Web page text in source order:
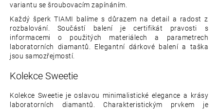
variantu se šroubovacím zapínáním.
Každý šperk TIAMI balíme s důrazem na detail a radost z
rozbalování. Součástí balení je certifikát pravosti s
informacemi o použitých materiálech a parametrech
laboratorních diamantů. Elegantní dárkové balení a taška
jsou samozřejmostí.
Kolekce Sweetie
Kolekce Sweetie je oslavou minimalistické elegance a krásy
laboratorních diamantů. Charakteristickým prvkem je